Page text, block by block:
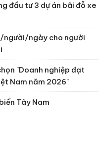
đầu tư 3 dự án bãi đỗ xe
người/ngày cho người
"Doanh nghiệp đạt
Nam năm 2026"
Tây Nam